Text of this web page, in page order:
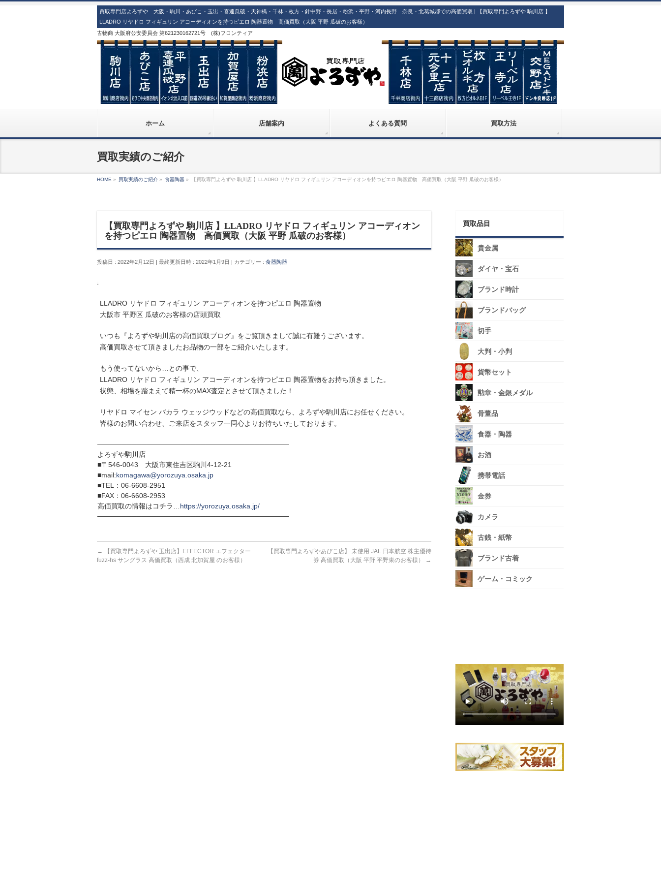
買取専門店よろずや 大阪・駒川・あびこ・玉出・喜連瓜破・天神橋・千林・枚方・針中野・長居・粉浜・平野・河内長野 奈良・北葛城郡での高価買取 | 【買取専門よろずや 駒川店 】
LLADRO リヤドロ フィギュリン アコーディオンを持つピエロ 陶器置物 高価買取（大阪 平野 瓜破のお客様）
古物商 大阪府公安委員会 第621230162721号 (株)フロンティア
ホーム 店舗案内 よくある質問 買取方法
買取実績のご紹介
HOME » 買取実績のご紹介 » 食器陶器 » 【買取専門よろずや 駒川店 】LLADRO リヤドロ フィギュリン アコーディオンを持つピエロ 陶器置物 高価買取（大阪 平野 瓜破のお客様）
【買取専門よろずや 駒川店 】LLADRO リヤドロ フィギュリン アコーディオン
を持つピエロ 陶器置物 高価買取（大阪 平野 瓜破のお客様）
投稿日 : 2022年2月12日 最終更新日時 : 2022年1月9日 カテゴリー : 食器陶器
LLADRO リヤドロ フィギュリン アコーディオンを持つピエロ 陶器置物
大阪市 平野区 瓜破のお客様の店頭買取
いつも『よろずや駒川店の高価買取ブログ』をご覧頂きまして誠に有難うございます。
高価買取させて頂きましたお品物の一部をご紹介いたします。
もう使ってないから…との事で、
LLADRO リヤドロ フィギュリン アコーディオンを持つピエロ 陶器置物をお持ち頂きました。
状態、相場を踏まえて精一杯のMAX査定とさせて頂きました！
リヤドロ マイセン バカラ ウェッジウッドなどの高価買取なら、よろずや駒川店にお任せください。
皆様のお問い合わせ、ご来店をスタッフ一同心よりお待ちいたしております。
───────────────────────────────────────
よろずや駒川店
■〒546-0043 大阪市東住吉区駒川4-12-21
■mail:komagawa@yorozuya.osaka.jp
■TEL：06-6608-2951
■FAX：06-6608-2953
高価買取の情報はコチラ… https://yorozuya.osaka.jp/
───────────────────────────────────────
←
【買取専門よろずや 玉出店】EFFECTOR エフェクター
fuzz-hs サングラス 高価買取（西成 北加賀屋 のお客様）
【買取専門よろずやあびこ店】 未使用 JAL 日本航空 株主優待
券 高価買取（大阪 平野 平野東のお客様）
→
買取品目
貴金属
ダイヤ・宝石
ブランド時計
ブランドバッグ
切手
大判・小判
貨幣セット
勲章・金銀メダル
骨董品
食器・陶器
お酒
携帯電話
金券
カメラ
古銭・紙幣
ブランド古着
ゲーム・コミック